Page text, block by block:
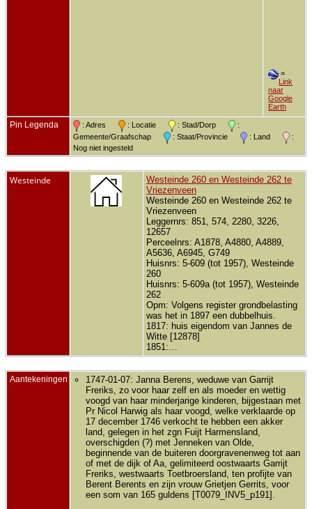
=
Link
naar
Google
Earth
Pin Legenda : Adres : Locatie : Stad/Dorp
:
Gemeente/Graafschap
: Staat/Provincie : Land
:
Nog niet ingesteld
Westeinde
Westeinde 260 en Westeinde 262 te
Vriezenveen
Westeinde 260 en Westeinde 262 te
Vriezenveen
Leggernrs: 851, 574, 2280, 3226,
12657
Perceelnrs: A1878, A4880, A4889,
A5636, A6945, G749
Huisnrs: 5-609 (tot 1957), Westeinde
260
Huisnrs: 5-609a (tot 1957), Westeinde
262
Opm: Volgens register grondbelasting
was het in 1897 een dubbelhuis.
1817: huis eigendom van Jannes de
Witte [12878]
1851:…
Aantekeningen
1747-01-07: Janna Berens, weduwe van Garrijt
Freriks, zo voor haar zelf en als moeder en wettig
voogd van haar minderjarige kinderen, bijgestaan met
Pr Nicol Harwig als haar voogd, welke verklaarde op
17 december 1746 verkocht te hebben een akker
land, gelegen in het zgn Fuijt Harmensland,
overschigden (?) met Jenneken van Olde,
beginnende van de buiteren doorgravenenweg tot aan
of met de dijk of Aa, gelimiteerd oostwaarts Garrijt
Freriks, westwaarts Toetbroersland, ten profijte van
Berent Berents en zijn vrouw Grietjen Gerrits, voor
een som van 165 guldens [T0079_INV5_p191].